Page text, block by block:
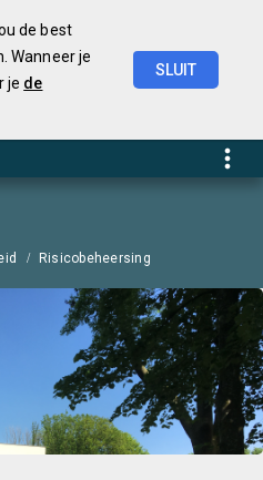
de best
Wanneer je
je de
SLUIT
Risicobeheersing